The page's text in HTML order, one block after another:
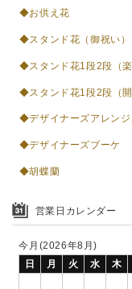
◆お供え花
◆スタンド花（御祝い）
◆スタンド花1段2段（楽
◆スタンド花1段2段（開
◆デザイナーズアレンジ
◆デザイナーズブーケ
◆胡蝶蘭
営業日カレンダー
今月(2026年8月)
日
月 火 水 木